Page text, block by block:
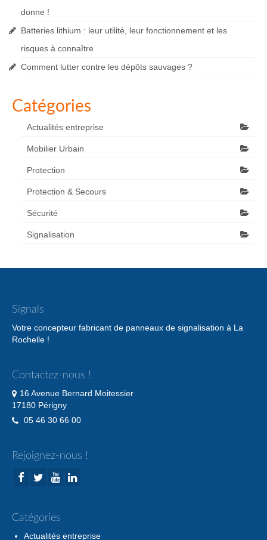
donne !
Batteries lithium : leur utilité, leur fonctionnement et les
risques à connaître
Comment lutter contre les dépôts sauvages ?
Catégories
Actualités entreprise
Mobilier Urbain
Protection
Protection & Secours
Sécurité
Signalisation
Signals
Votre concepteur fabricant de panneaux de signalisation à La
Rochelle !
Contactez-nous !
16 Avenue Bernard Moitessier
17180 Périgny
05 46 30 66 00
Rejoignez-nous !
Catégories
Actualités entreprise